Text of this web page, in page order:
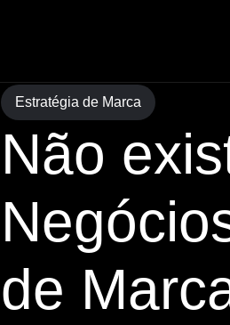
Estratégia de Marca
Não
de